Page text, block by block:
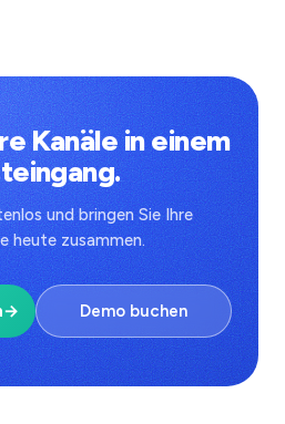
Kanäle in einem
und bringen Sie Ihre
heute zusammen.
→ Demo buchen